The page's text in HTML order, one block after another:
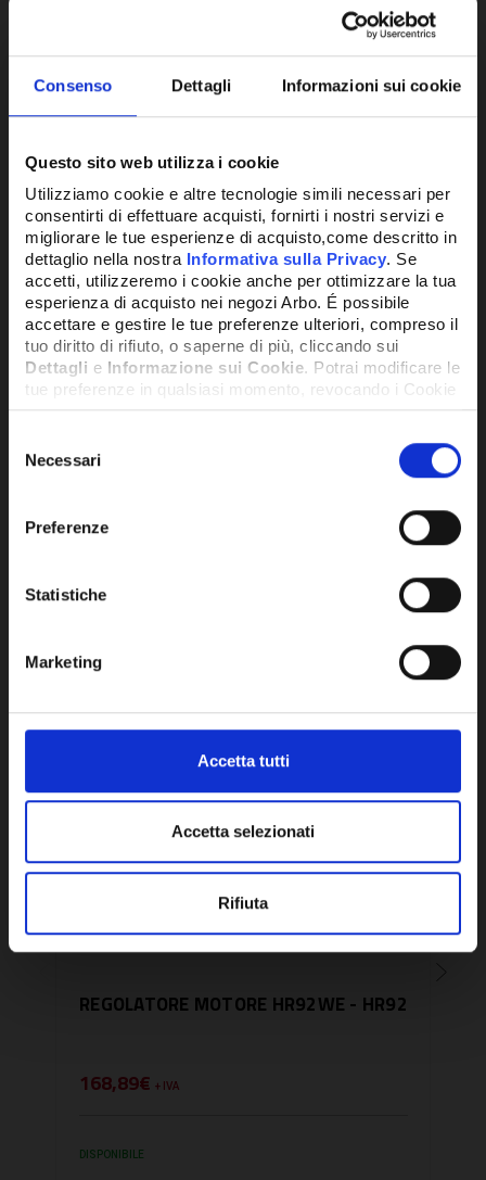
Consenso Dettagli Informazioni sui cookie
Questo sito web utilizza i cookie
Utilizziamo cookie e altre tecnologie simili necessari per
consentirti di effettuare acquisti, fornirti i nostri servizi e
migliorare le tue esperienze di acquisto,come descritto in
dettaglio nella nostra Informativa sulla Privacy. Se
accetti, utilizzeremo i cookie anche per ottimizzare la tua
esperienza di acquisto nei negozi Arbo. É possibile
accettare e gestire le tue preferenze ulteriori, compreso il
tuo diritto di rifiuto, o saperne di più, cliccando sui
Dettagli e Informazione sui Cookie. Potrai modificare le
tue preferenze in qualsiasi momento, revocando i Cookie
precedentemente autorizzati, direttamente dalle
delNecessari
Preferenze
Statistiche
Marketing
Accetta tutti
Accetta selezionati
Rifiuta
SERVOMOTORE LK 100
SMARTCOMFORT 24 V CON SONDA 1M
806,60€
SU RICHIESTA
Potrebbe anche interessarti
REGOLATORE MOTORE HR92WE - HR92
168,89€ + IVA
DISPONIBILE